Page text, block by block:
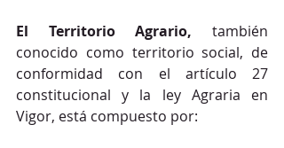
El Territorio Agrario, también
conocido como territorio social, de
conformidad con el artículo 27
constitucional y la ley Agraria en
Vigor, está compuesto por: